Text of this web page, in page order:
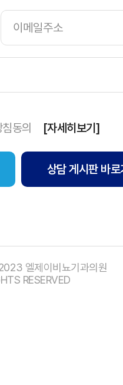
동의 [자세히보기]
상담 게시판 바
엘제이비뇨기과의원
RESERVED